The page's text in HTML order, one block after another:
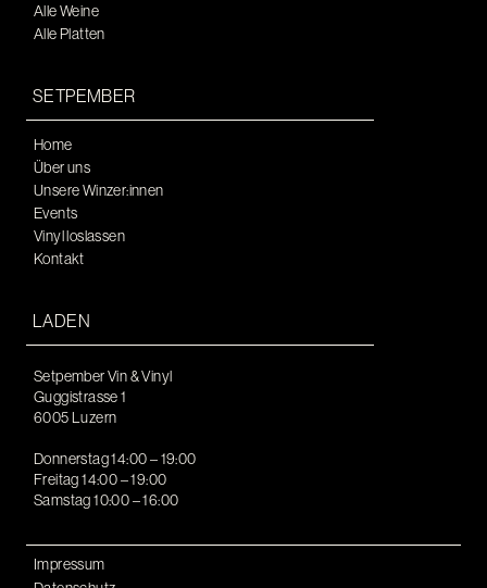
Alle Weine
Alle Platten
SETPEMBER
Home
Über uns
Unsere Winzer:innen
Events
Vinyl loslassen
Kontakt
LADEN
Setpember Vin & Vinyl
Guggistrasse 1
6005 Luzern
Donnerstag 14:00 – 19:00
Freitag 14:00 – 19:00
Samstag 10:00 – 16:00
Impressum